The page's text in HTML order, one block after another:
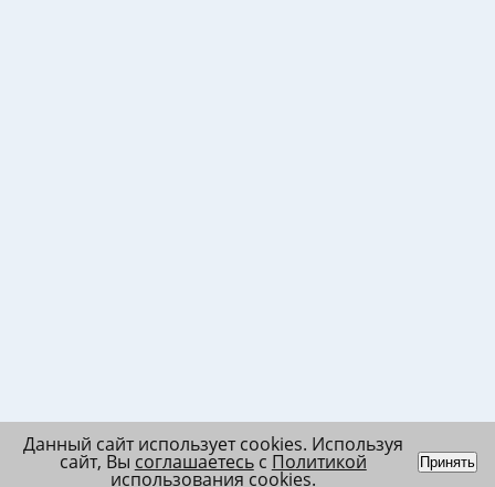
Данный сайт использует cookies. Используя
сайт, Вы соглашаетесьс Политикой
использования cookies.
Принять